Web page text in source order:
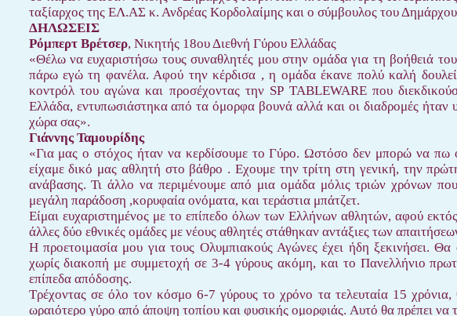
ταξίαρχος της ΕΛ.ΑΣ κ. Ανδρέας Κορδολαίμης και ο σύμβουλος του
ΔΗΛΩΣΕΙΣ
Ρόμπερτ Βρέτσερ, Νικητής 18ου Διεθνή Γύρου Ελλάδας
«Θέλω να ευχαριστήσω τους συναθλητές μου στην ομάδα για τη βοήθειά
πάρω εγώ τη φανέλα. Αφού την κέρδισα , η ομάδα έκανε πολύ καλή
κοντρόλ του αγώνα και προσέχοντας την SP TABLEWARE που
Ελλάδα, εντυπωσιάστηκα από τα όμορφα βουνά αλλά και οι διαδρομές
χώρα σας».
Γιάννης Ταμουρίδης
«Για μας ο στόχος ήταν να κερδίσουμε το Γύρο. Ωστόσο δεν μπορώ να πω
είχαμε δικό μας αθλητή στο βάθρο . Εχουμε την τρίτη στη γενική, την
ανάβασης. Τι άλλο να περιμένουμε από μια ομάδα μόλις τριών χρόνων
μεγάλη παράδοση ,κορυφαία ονόματα, και τεράστια μπάτζετ.
Είμαι ευχαριστημένος με το επίπεδο όλων των Ελλήνων αθλητών, αφού
άλλες δύο εθνικές ομάδες με νέους αθλητές στάθηκαν αντάξιες των
Η προετοιμασία μου για τους Ολυμπιακούς Αγώνες έχει ήδη ξεκινήσει.
χωρίς διακοπή με συμμετοχή σε 3-4 γύρους ακόμη, και το Πανελλήνιο
επίπεδα απόδοσης.
Τρέχοντας σε όλο τον κόσμο 6-7 γύρους το χρόνο τα τελευταία 15 χρόνια,
ωραιότερο γύρο από άποψη τοπίου και φυσικής ομορφιάς. Αυτό θα πρέπει να